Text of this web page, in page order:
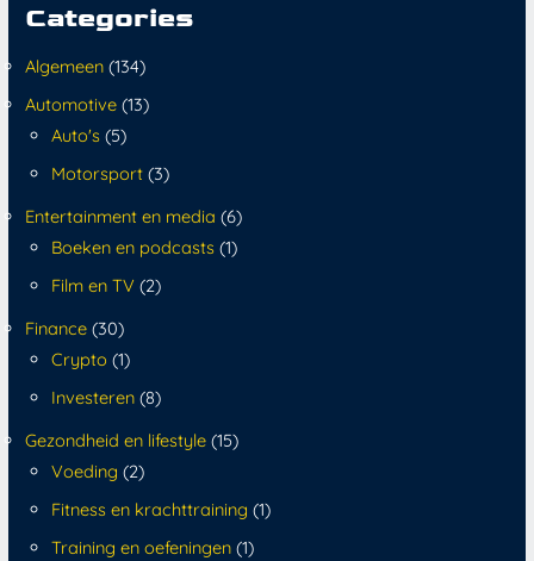
Categories
Algemeen (134)
Automotive (13)
Auto's(5)
Motorsport(3)
Entertainment en media (6)
Boeken en podcasts(1)
Film en TV (2)
Finance (30)
Crypto (1)
Investeren(8)
Gezondheid en lifestyle (15)
Voeding (2)
Fitness en krachttraining (1)
Training en oefeningen(1)